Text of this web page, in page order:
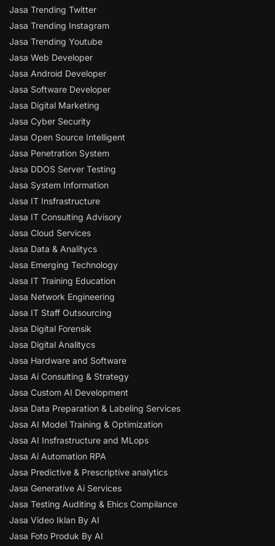
Jasa Trending Twitter
Jasa Trending Instagram
Jasa Trending Youtube
Jasa Web Developer
Jasa Android Developer
Jasa Software Developer
Jasa Digital Marketing
Jasa Cyber Security
Jasa Open Source Intelligent
Jasa Penetration System
Jasa DDOS Server Testing
Jasa System Information
Jasa IT Insfrastructure
Jasa IT Consulting Advisory
Jasa Cloud Services
Jasa Data & Analitycs
Jasa Emerging Technology
Jasa IT Training Education
Jasa Network Engineering
Jasa IT Staff Outsourcing
Jasa Digital Forensik
Jasa Digital Analitycs
Jasa Hardware and Software
Jasa Ai Consulting & Strategy
Jasa Custom AI Development
Jasa Data Preparation & Labeling Services
Jasa AI Model Training & Optimization
Jasa AI Insfrastructure and MLops
Jasa Ai Automation RPA
Jasa Predictive & Prescriptive analytics
Jasa Generative Ai Services
Jasa Testing Auditing & Ehics Compilance
Jasa Video Iklan By AI
Jasa Foto Produk By AI